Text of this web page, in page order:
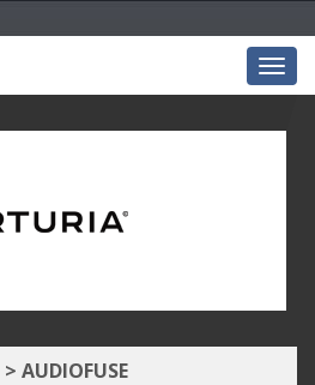
> AUDIOFUSE